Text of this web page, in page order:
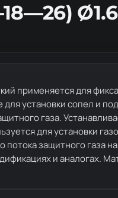
применяется для
для установки сопел и
газа.
для установки
потока защитного газа
и аналогах.